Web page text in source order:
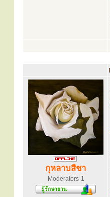
กุหลาบสีชา
Moderators-1